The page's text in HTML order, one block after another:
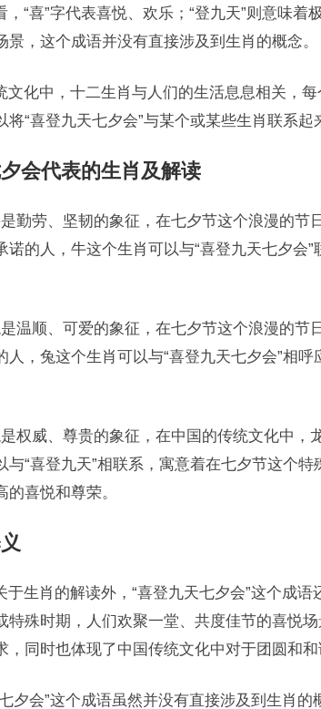
，“喜”字代表喜悦、欢乐；“登九天”则意味着
景，这个成语并没有直接涉及到生肖的概念。
文化中，十二生肖与人们的生活息息相关，
将“喜登九天七夕会”与某个或某些生肖联系起
会代表的生肖及解读
勤劳、坚韧的象征，在七夕节这个浪漫的节
诺的人，牛这个生肖可以与“喜登九天七夕会”
温顺、可爱的象征，在七夕节这个浪漫的节
人，兔这个生肖可以与“喜登九天七夕会”相
权威、尊贵的象征，在中国的传统文化中，
与“喜登九天”相联系，寓意着在七夕节这个
的喜悦和尊荣。
于生肖的解读外，“喜登九天七夕会”这个成
特殊时期，人们欢聚一堂、共度佳节的喜悦
，同时也体现了中国传统文化中对于团圆和和
夕会”这个成语虽然并没有直接涉及到生肖